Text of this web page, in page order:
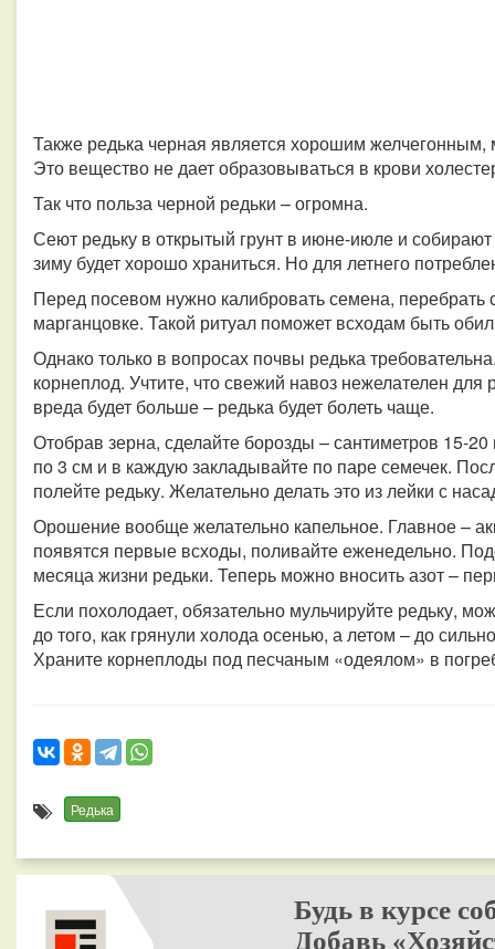
Также редька черная является хорошим
Это вещество не дает образовываться в крови
Так что польза черной редьки – огромна.
Сеют редьку в открытый грунт в июне-июле и
зиму будет хорошо храниться. Но для летнего
Перед посевом нужно калибровать семена,
марганцовке. Такой ритуал поможет всходам быть
Однако только в вопросах почвы редька
корнеплод. Учтите, что свежий навоз нежелателен для
вреда будет больше – редька будет болеть чаще.
Отобрав зерна, сделайте борозды – сантиметров 15-
по 3 см и в каждую закладывайте по паре семечек.
полейте редьку. Желательно делать это из лейки с
Орошение вообще желательно капельное. Главное –
появятся первые всходы, поливайте еженедельно.
месяца жизни редьки. Теперь можно вносить азот –
Если похолодает, обязательно мульчируйте редьку,
до того, как грянули холода осенью, а летом – до
Храните корнеплоды под песчаным «одеялом» в
Редька
Будь в курсе
Добавь